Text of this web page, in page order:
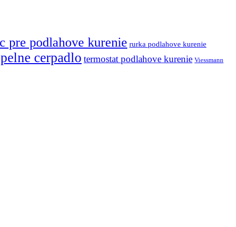
pre podlahove kurenie rurka podlahove kurenie
cerpadlo termostat podlahove kurenie Viessmann